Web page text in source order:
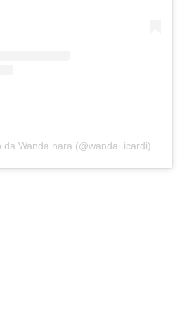
da Wanda nara (@wanda_icardi)